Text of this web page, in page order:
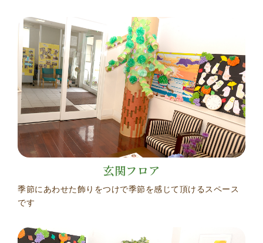
玄関フロア
季節にあわせた飾りをつけで季節を感じて頂けるスペース
です